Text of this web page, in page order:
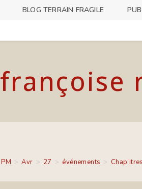
BLOG TERRAIN FRAGILE
françoise
PM > Avr > 27 > événements >